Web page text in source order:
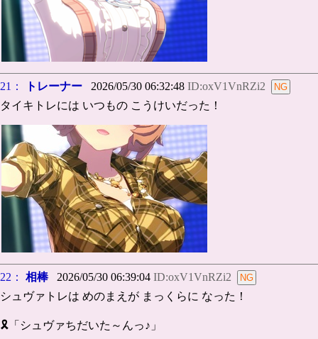
21： トレーナー 2026/05/30 06:32:48 ID:oxV1VnRZi2
タイキトレには いつもの こうけいだった！
22： 相棒2026/05/30 06:39:04 ID:oxV1VnRZi2
シュヴァトレは めのまえが まっくらに なった！
🎗️「シュヴァちだいた～んっ♪」